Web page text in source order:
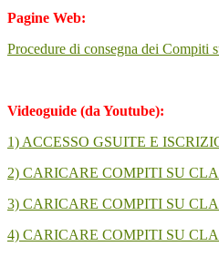
Pagine Web:
Procedure di consegna dei Compiti
Videoguide (da Youtube):
1) ACCESSO GSUITE E
2) CARICARE COMPITI SU
3) CARICARE COMPITI SU
4) CARICARE COMPITI SU